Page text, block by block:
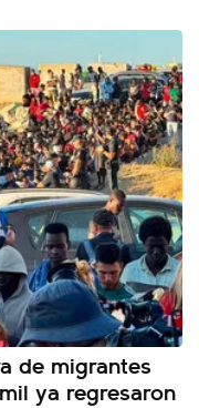
de migrantes
ya regresaron